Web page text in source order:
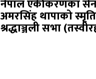
नेपाल एकीकरणका
अमरसिंह थापाको
श्रद्धाञ्जली सभा